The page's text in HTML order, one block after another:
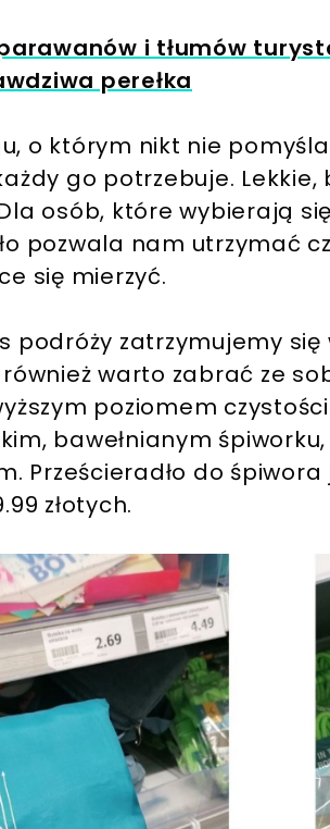
i tłumów
perełka
o którym nikt nie
go potrzebuje. Lekkie,
osób, które wybierają
pozwala nam utrzymać
się mierzyć.
podróży zatrzymujemy
warto zabrać ze
poziomem
bawełnianym
Prześcieradło do śpiwora
złotych.